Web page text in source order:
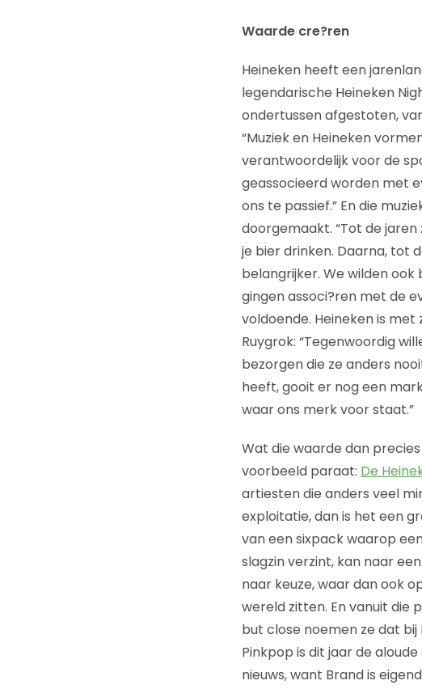
Waarde cre?ren
Heineken heeft een
legendarische Heineken
ondertussen afgestoten,
“Muziek en Heineken
verantwoordelijk voor de
geassocieerd worden met
ons te passief.” En die
doorgemaakt. “Tot de
je bier drinken. Daarna, tot
belangrijker. We wilden
gingen associ?ren met de
voldoende. Heineken is
Ruygrok: “Tegenwoordig
bezorgen die ze anders
heeft, gooit er nog een
waar ons merk voor staat.”
Wat die waarde dan
voorbeeld paraat: De
artiesten die anders veel
exploitatie, dan is het een
van een sixpack waarop
slagzin verzint, kan naar
naar keuze, waar dan ook
wereld zitten. En vanuit die
but close noemen ze dat
Pinkpop is dit jaar de
nieuws, want Brand is